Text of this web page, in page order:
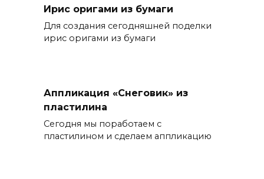
Ирис оригами из бумаги
Для создания сегодняшней поделки
ирис оригами из бумаги
Аппликация «Снеговик» из
пластилина
Сегодня мы поработаем с
пластилином и сделаем аппликацию